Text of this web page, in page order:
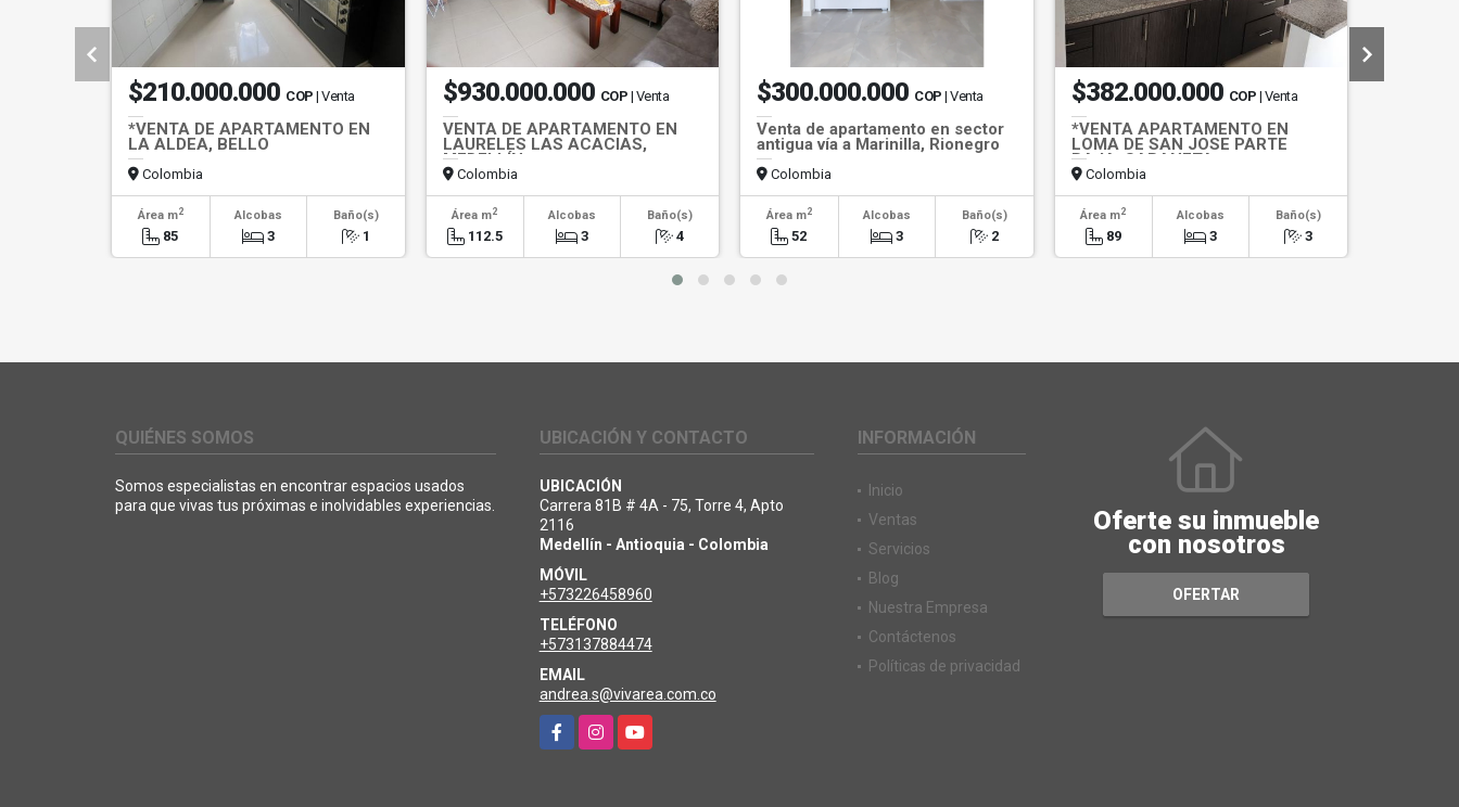
$210.000.000 COP | Venta
*VENTA DE APARTAMENTO EN
LA ALDEA, BELLO
Colombia
Área m2
85
Alcobas
3
Baño(s)
1
$930.000.000 COP | Venta
VENTA DE APARTAMENTO EN
LAURELES LAS ACACIAS,
MEDELLÍN
Colombia
Área m2
112.5
Alcobas
3
Baño(s)
4
$300.000.000 COP | Venta
Venta de apartamento en sector
antigua vía a Marinilla, Rionegro
Colombia
Área m2
52
Alcobas
3
Baño(s)
2
$382.000.000 COP | Venta
*VENTA APARTAMENTO EN
LOMA DE SAN JOSE PARTE
BAJA, SABANETA
Colombia
Área m2
89
Alcobas
3
Baño(s)
3
QUIÉNES SOMOS
Somos especialistas en encontrar espacios usados
para que vivas tus próximas e inolvidables experiencias.
UBICACIÓN Y CONTACTO
UBICACIÓN
Carrera 81B # 4A - 75, Torre 4, Apto
2116
Medellín - Antioquia - Colombia
MÓVIL
+573226458960
TELÉFONO
+573137884474
EMAIL
andrea.s@vivarea.com.co
FacebookInstagramYouTube
INFORMACIÓN
Inicio
Ventas
Servicios
Blog
Nuestra Empresa
Contáctenos
Políticas de privacidad
Oferte su inmueble
con nosotros
OFERTAR